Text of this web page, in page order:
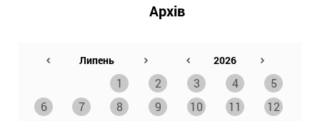
Архів
1 2 3 4
5
6
7 8 9 10 11
12